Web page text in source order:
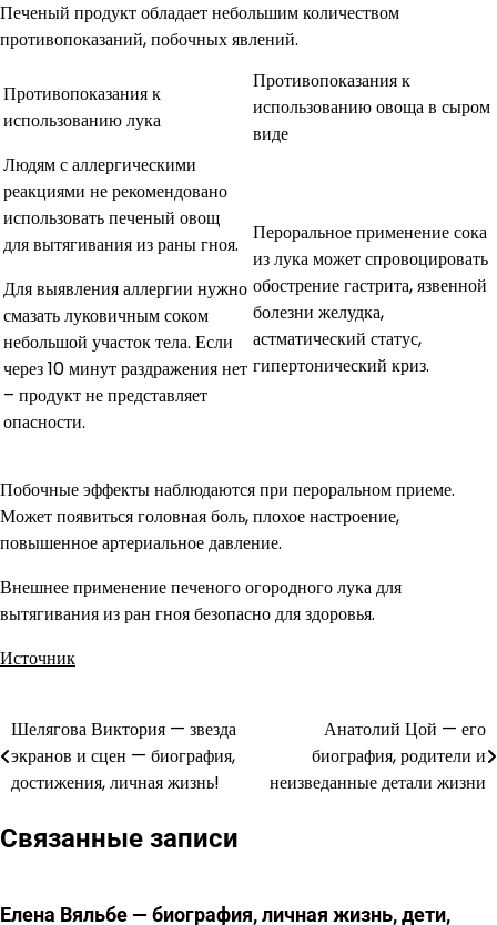
Печеный продукт обладает небольшим количеством
противопоказаний, побочных явлений.
Противопоказания к
использованию лука
Противопоказания к
использованию овоща в сыром
виде
Людям с аллергическими
реакциями не рекомендовано
использовать печеный овощ
для вытягивания из раны гноя.
Для выявления аллергии нужно
смазать луковичным соком
небольшой участок тела. Если
через 10 минут раздражения нет
– продукт не представляет
опасности.
Пероральное применение сока
из лука может спровоцировать
обострение гастрита, язвенной
болезни желудка,
астматический статус,
гипертонический криз.
Побочные эффекты наблюдаются при пероральном приеме.
Может появиться головная боль, плохое настроение,
повышенное артериальное давление.
Внешнее применение печеного огородного лука для
вытягивания из ран гноя безопасно для здоровья.
Источник
Навигация
по
Шелягова Виктория — звезда
экранов и сцен — биография,
достижения, личная жизнь!
Анатолий Цой — его
биография, родители и
неизведанные детали жизни
Связанные записи
Елена Вяльбе — биография, личная жизнь, дети,